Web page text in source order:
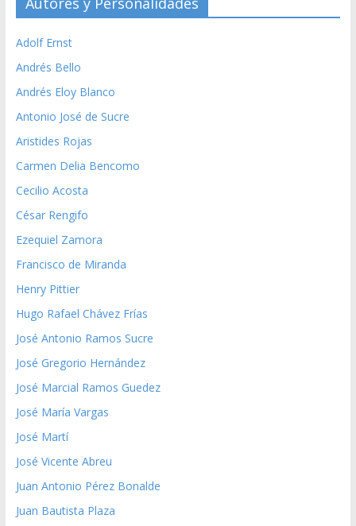
Adolf Ernst
Andrés Bello
Andrés Eloy Blanco
Antonio José de Sucre
Aristides Rojas
Carmen Delia Bencomo
Cecilio Acosta
César Rengifo
Ezequiel Zamora
Francisco de Miranda
Henry Pittier
Hugo Rafael Chávez Frías
José Antonio Ramos Sucre
José Gregorio Hernández
José Marcial Ramos Guedez
José María Vargas
José Martí
José Vicente Abreu
Juan Antonio Pérez Bonalde
Juan Bautista Plaza